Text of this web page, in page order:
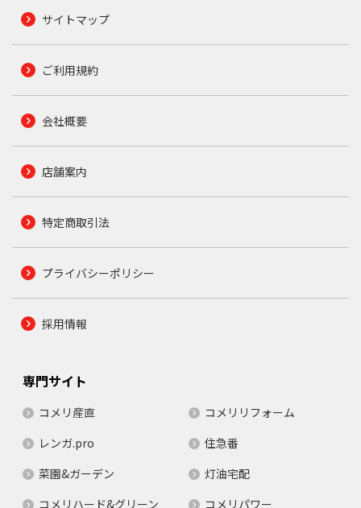
サイトマップ
ご利用規約
会社概要
店舗案内
特定商取引法
プライバシーポリシー
採用情報
専門サイト
コメリ産直
コメリリフォーム
レンガ.pro
住急番
菜園&ガーデン
灯油宅配
コメリハード&グリーン
コメリパワー